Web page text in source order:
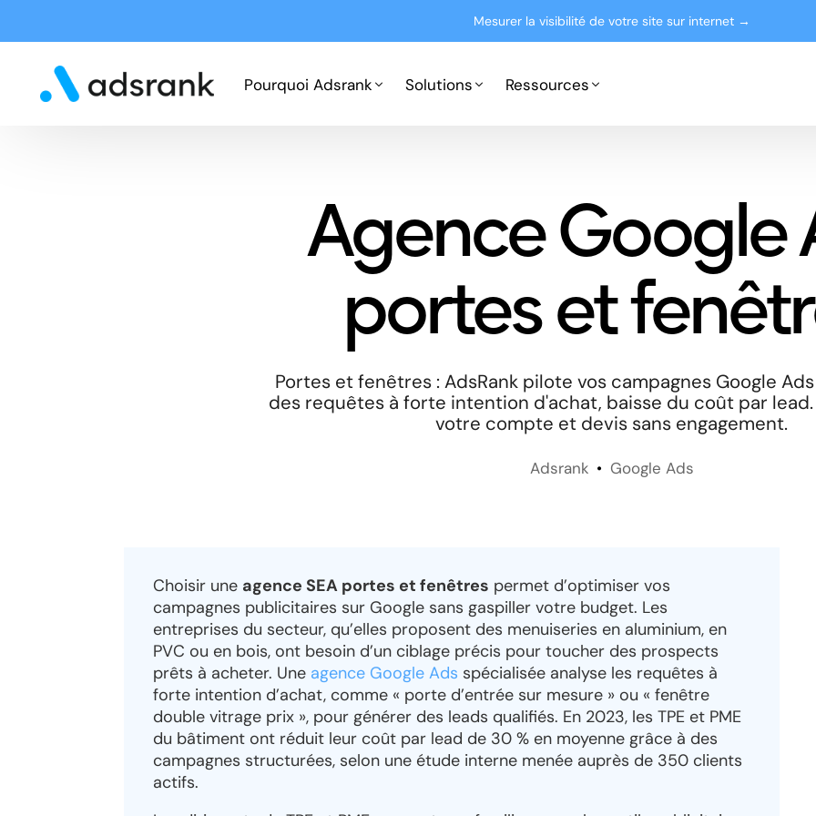
Mesurer la visibilité de votre site sur internet →
Pourquoi Adsrank
Expertises
Cas clients
Solutions
Microsoft Advertising
Ressources
Presse
Le blog
Agence Google
portes et
Portes et fenêtres : AdsRank pilote vos campagnes Google
des requêtes à forte intention d'achat, baisse du coût par
votre compte et devis sans engagement.
Adsrank Google Ads
Choisir une agence SEA portes et fenêtres permet d’optimiser vos
campagnes publicitaires sur Google sans gaspiller votre budget. Les
entreprises du secteur, qu’elles proposent des menuiseries en aluminium, en
PVC ou en bois, ont besoin d’un ciblage précis pour toucher des prospects
prêts à acheter. Une agence Google Ads spécialisée analyse les requêtes à
forte intention d’achat, comme « porte d’entrée sur mesure » ou « fenêtre
double vitrage prix », pour générer des leads qualifiés. En 2023, les TPE et PME
du bâtiment ont réduit leur coût par lead de 30 % en moyenne grâce à des
campagnes structurées, selon une étude interne menée auprès de 350 clients
actifs.